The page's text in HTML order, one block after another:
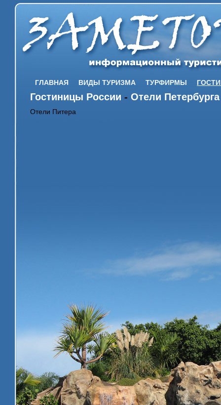
ГЛАВНАЯ ВИДЫ ТУРИЗМА ТУРФИРМЫ
Гостиницы России - Отели Петербурга
Отели Питера